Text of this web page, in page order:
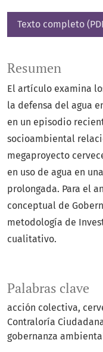
Texto completo
Palabras clave
acción colectiva
Contraloría
gobernanza
Resumen
El artículo examina
la defensa del agua
en un episodio
socioambiental
megaproyecto
en uso de agua en
prolongada. Para el
conceptual de
metodología de
cualitativo.